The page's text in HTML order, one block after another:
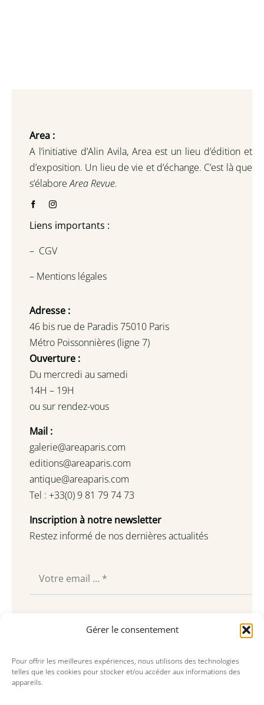
Gérer le consentement
Pour offrir les meilleures expériences, nous utilisons des technologies
telles que les cookies pour stocker et/ou accéder aux informations des
appareils.
Area :
A l’initiative d’Alin Avila, Area est un lieu d’édition et
d’exposition. Un lieu de vie et d’échange. C’est là que
s’élaboreArea Revue.
Liens importants :
– CGV
– Mentions légales
Adresse :
46 bis rue de Paradis 75010 Paris
Métro Poissonnières (ligne 7)
Ouverture :
Du mercredi au samedi
14H – 19H
ou sur rendez-vous
Mail :
galerie@areaparis.com
editions@areaparis.com
antique@areaparis.com
Tel : +33(0) 9 81 79 74 73
Inscription à notre newsletter
Restez informé de nos dernières actualités
Souscrire